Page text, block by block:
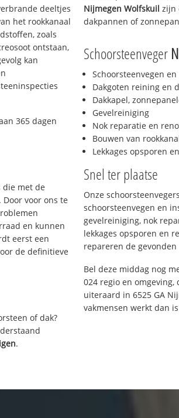
deeltjes
het rookkanaal
zoals
ontstaan,
kan
365 dagen
die met de
voor ons te
en kunnen
eerst een
de definitieve
of dak?
.
Nijmegen Wolfskuil zijn
dakpannen of
Schoorsteenveger
Schoorsteenvegen
Dakgoten reining en
Dakkapel,
Gevelreiniging
Nok reparatie en
Bouwen van
Lekkages opsporen
Snel ter plaatse
Onze
schoorsteenvegen en
gevelreiniging, nok
lekkages opsporen en
repareren de
Bel deze middag nog
024 regio en omgeving,
uiteraard in 6525 GA
vakmensen werkt dan